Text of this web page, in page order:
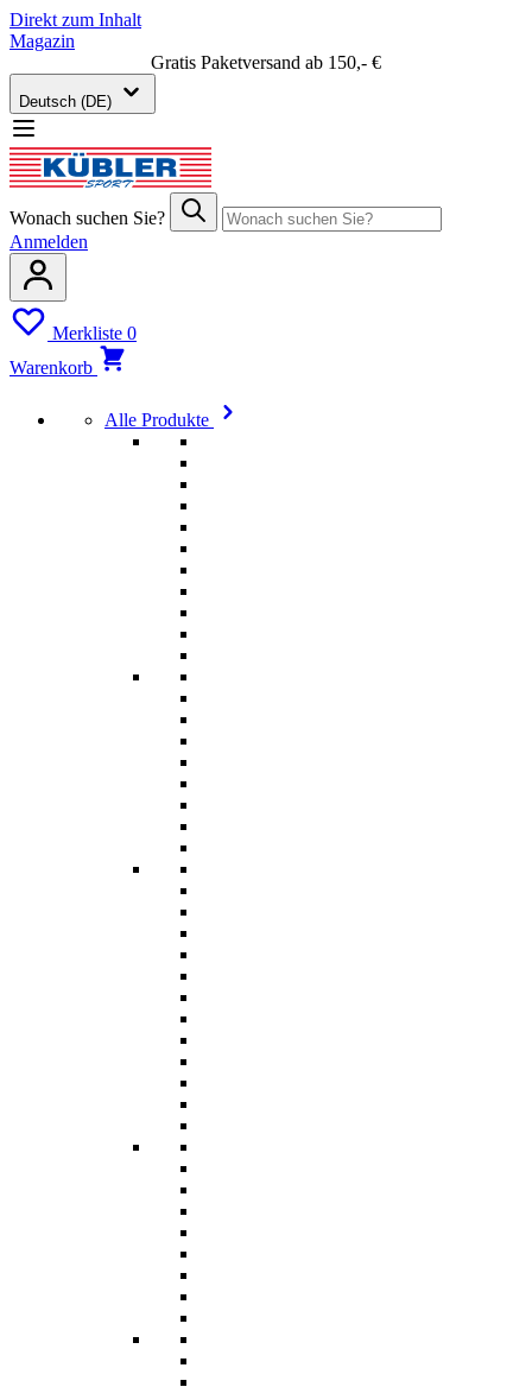
Direkt zum Inhalt
Magazin
Gratis Paketversand ab 150,- €
Deutsch (DE)
Wonach suchen Sie?
Anmelden
Merkliste 0
Warenkorb
Alle Produkte